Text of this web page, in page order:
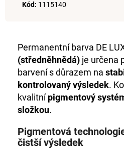
Kód: 1115140
Permanentní barva DE
(středněhnědá) je určena
barvení s důrazem na
kontrolovaný výsledek.
kvalitnípigmentový
složkou.
Pigmentová
čistší výsledek
m